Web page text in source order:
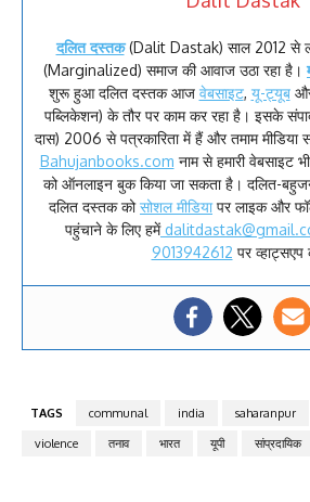
दलित दस्तक (Dalit Dastak) साल 2012 से
(Marginalized) समाज की आवाज उठा रहा है।
शुरू हुआ दलित दस्तक आज वेबसाइट, यू-ट्यूब
पब्लिकेशन) के तौर पर काम कर रहा है। इसके
दास) 2006 से पत्रकारिता में हैं और तमाम
Bahujanbooks.com नाम से हमारी वेबसाइट
को ऑनलाइन बुक किया जा सकता है। दलित-
दलित दस्तक कोसोशल मीडियापर लाइक और
पहुंचाने के लिए हमें
9013942612 पर
TAGS communal india saharanpur
violence
तनाव भारत यूपी सांप्रदायिक